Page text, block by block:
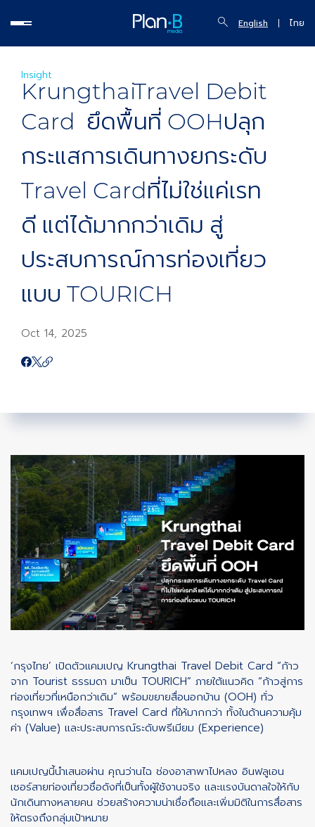
English ไทย
Insight
KrungthaiTravel Debit
Card ยึดพื้นที่ OOHปลุก
กระแสการเดินทางยกระดับ
Travel Cardที่ไม่ใช่แค่เรท
ดี แต่ได้มากกว่าเดิม สู่
ประสบการณ์การท่องเที่ยว
แบบ TOURICH
Oct 14, 2025
‘กรุงไทย’ เปิดตัวแคมเปญ Krungthai Travel Debit Card “ก้าว
จาก Tourist ธรรมดา มาเป็น TOURICH” ภายใต้แนวคิด “ก้าวสู่การ
ท่องเที่ยวที่เหนือกว่าเดิม” พร้อมขยายสื่อนอกบ้าน (OOH) ทั่ว
กรุงเทพฯ เพื่อสื่อสาร Travel Card ที่ให้มากกว่า ทั้งในด้านความคุ้ม
ค่า (Value) และประสบการณ์ระดับพรีเมียม (Experience)
แคมเปญนี้นำเสนอผ่าน คุณว่านไฉ ช่องอาสาพาไปหลง อินฟลูเอน
เซอร์สายท่องเที่ยวชื่อดังที่เป็นทั้งผู้ใช้งานจริง และแรงบันดาลใจให้กับ
นักเดินทางหลายคน ช่วยสร้างความน่าเชื่อถือและเพิ่มมิติในการสื่อสาร
ให้ตรงถึงกลุ่มเป้าหมาย